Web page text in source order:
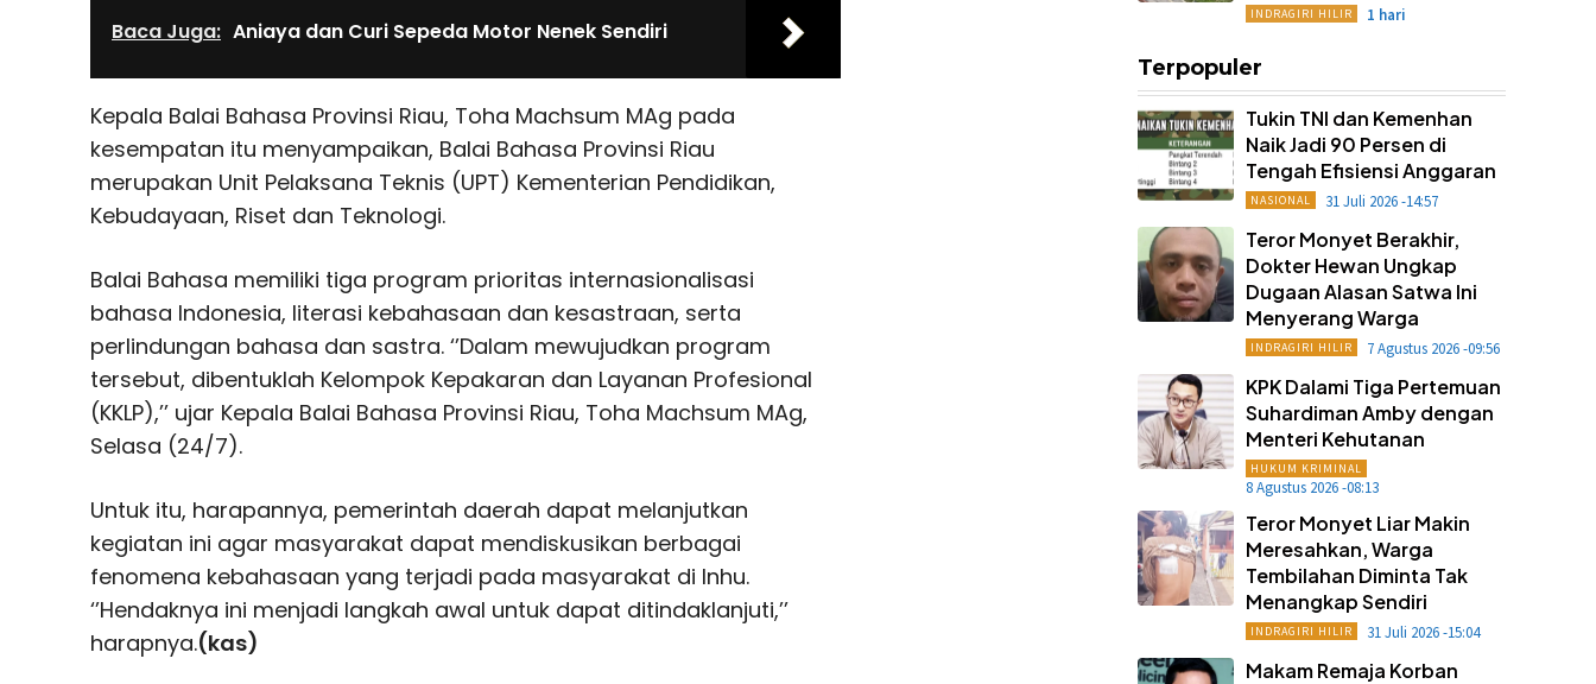
Baca Juga: Aniaya dan Curi Sepeda Motor Nenek Sendiri
Kepala Balai Bahasa Provinsi Riau, Toha Machsum MAg pada
kesempatan itu menyampaikan, Balai Bahasa Provinsi Riau
merupakan Unit Pelaksana Teknis (UPT) Kementerian Pendidikan,
Kebudayaan, Riset dan Teknologi.
Balai Bahasa memiliki tiga program prioritas internasionalisasi
bahasa Indonesia, literasi kebahasaan dan kesastraan, serta
perlindungan bahasa dan sastra. ‘’Dalam mewujudkan program
tersebut, dibentuklah Kelompok Kepakaran dan Layanan Profesional
(KKLP),’’ ujar Kepala Balai Bahasa Provinsi Riau, Toha Machsum MAg,
Selasa (24/7).
Untuk itu, harapannya, pemerintah daerah dapat melanjutkan
kegiatan ini agar masyarakat dapat mendiskusikan berbagai
fenomena kebahasaan yang terjadi pada masyarakat di Inhu.
‘’Hendaknya ini menjadi langkah awal untuk dapat ditindaklanjuti,’’
harapnya.(kas)
INDRAGIRI HILIR 1 hari
Terpopuler
Tukin TNI dan Kemenhan
Naik Jadi 90 Persen di
Tengah Efisiensi Anggaran
NASIONAL 31 Juli 2026 -14:57
Teror Monyet Berakhir,
Dokter Hewan Ungkap
Dugaan Alasan Satwa Ini
Menyerang Warga
INDRAGIRI HILIR 7 Agustus 2026 -09:56
KPK Dalami Tiga Pertemuan
Suhardiman Amby dengan
Menteri Kehutanan
HUKUM KRIMINAL
8 Agustus 2026 -08:13
Teror Monyet Liar Makin
Meresahkan, Warga
Tembilahan Diminta Tak
Menangkap Sendiri
INDRAGIRI HILIR 31 Juli 2026 -15:04
Makam Remaja Korban